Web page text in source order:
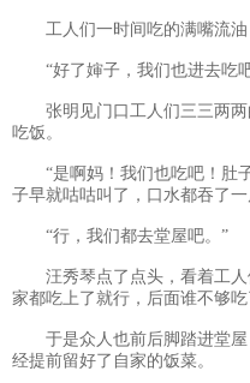
工人们一时间吃的满嘴流油
“好了婶子，我们也进去吃
张明见门口工人们三三两两
吃饭。
“是啊妈！我们也吃吧！肚子
子早就咕咕叫了，口水都吞了一
“行，我们都去堂屋吧。”
汪秀琴点了点头，看着工人
家都吃上了就行，后面谁不够吃
于是众人也前后脚踏进堂屋
经提前留好了自家的饭菜。